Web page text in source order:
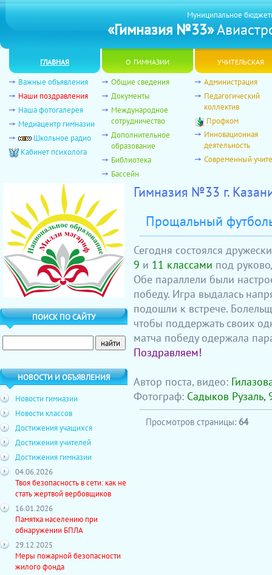
Муниципальное
«Гимназия №33»
главная о гимназии учительская
Важные объявления
Наши поздравления
Наша фотогалерея
Медиацентр гимназии
Школьное радио
Кабинет психолога
Общие сведения
Документы
Международное
сотрудничество
Дополнительное
образование
Библиотека
Бассейн
Администрация
Педагогический
коллектив
Профком
Инновационная
деятельность
Современный
ПОИСК ПО САЙТУ
НОВОСТИ И ОБЪЯВЛЕНИЯ
Новости гимназии
Новости классов
Достижения учащихся
Достижения учителей
Достижения гимназии
04.06.2026
Твоя безопасность в сети: как не
стать жертвой вербовщиков
16.01.2026
Памятка населению при
обнаружении БПЛА
29.12.2025
Меры пожарной безопасности
жилого фонда
Гимназия №33 г.
Прощальный
Сегодня состоялся
9 и 11 классами под
Обе параллели были
победу. Игра выдалась
подошли к встрече.
чтобы поддержать своих
матча победу одержала
Поздравляем!
Автор поста, видео:
Фотограф: Садыков Рузаль,
Просмотров страницы: 64